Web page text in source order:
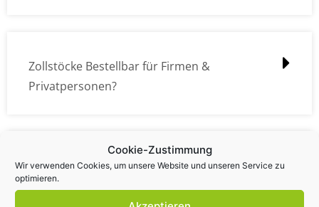
Cookie-Zustimmung
Wir verwenden Cookies, um unsere Website und unseren Service zu
optimieren.
Zollstöcke Bestellbar für Firmen &
Privatpersonen?
Wie kann ich die Daten (z.B. Logos und Texte)
übermitteln?